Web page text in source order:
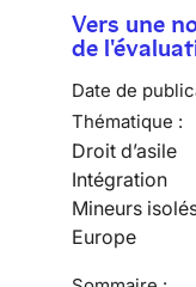
Vers une
de
Date de
Thématique :
Droit d’asile
Intégration
Mineurs
Europe